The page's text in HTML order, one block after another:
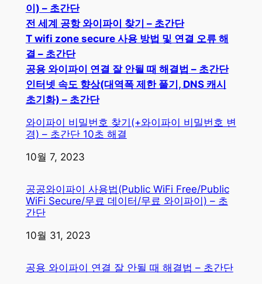
이) – 초간단
전 세계 공항 와이파이 찾기 – 초간단
T wifi zone secure 사용 방법 및 연결 오류 해
결 – 초간단
공용 와이파이 연결 잘 안될 때 해결법 – 초간단
인터넷 속도 향상(대역폭 제한 풀기, DNS 캐시
초기화) – 초간단
와이파이 비밀번호 찾기(+와이파이 비밀번호 변
경) – 초간단 10초 해결
일자
10월 7, 2023
공공와이파이 사용법(Public WiFi Free/Public
WiFi Secure/무료 데이터/무료 와이파이) – 초
간단
일자
10월 31, 2023
공용 와이파이 연결 잘 안될 때 해결법 – 초간단